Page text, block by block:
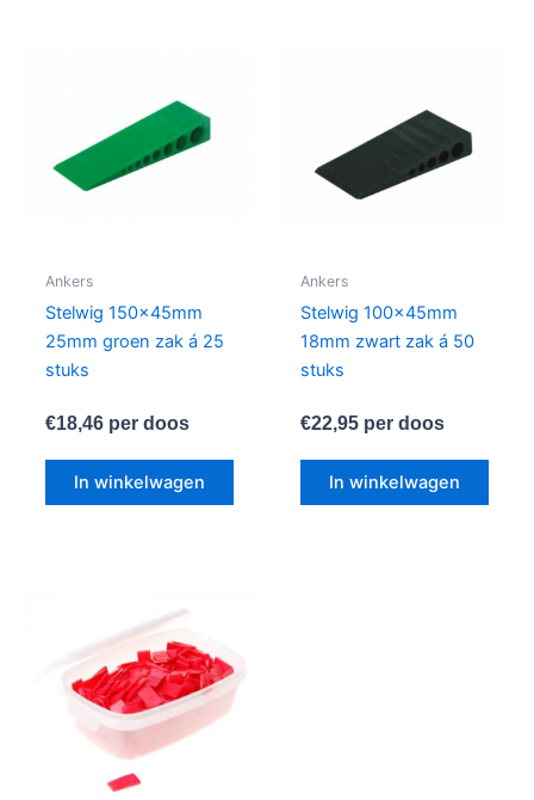
Ankers
Stelwig 150x45mm
25mm groen zak á 25
stuks
€18,46per doos
In winkelwagen
Ankers
Stelwig 100x45mm
18mm zwart zak á 50
stuks
€22,95per doos
In winkelwagen